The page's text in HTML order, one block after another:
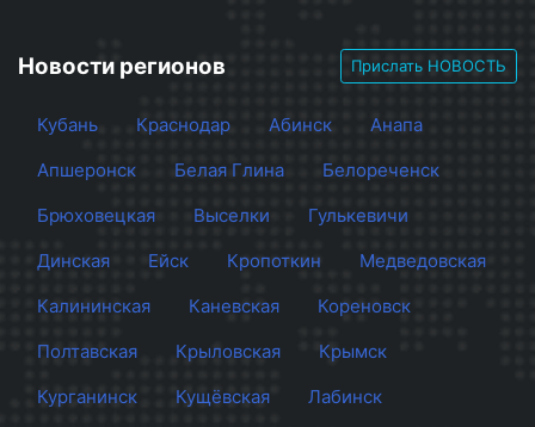
Новости регионов Прислать НОВОСТЬ
Кубань Краснодар Абинск
Анапа
Апшеронск
Белая Глина
Белореченск
Брюховецкая
Выселки
Гулькевичи
Динская
Ейск Кропоткин
Медведовская
Калининская
Каневская
Кореновск
Полтавская
Крыловская
Крымск
Курганинск
Кущёвская
Лабинск